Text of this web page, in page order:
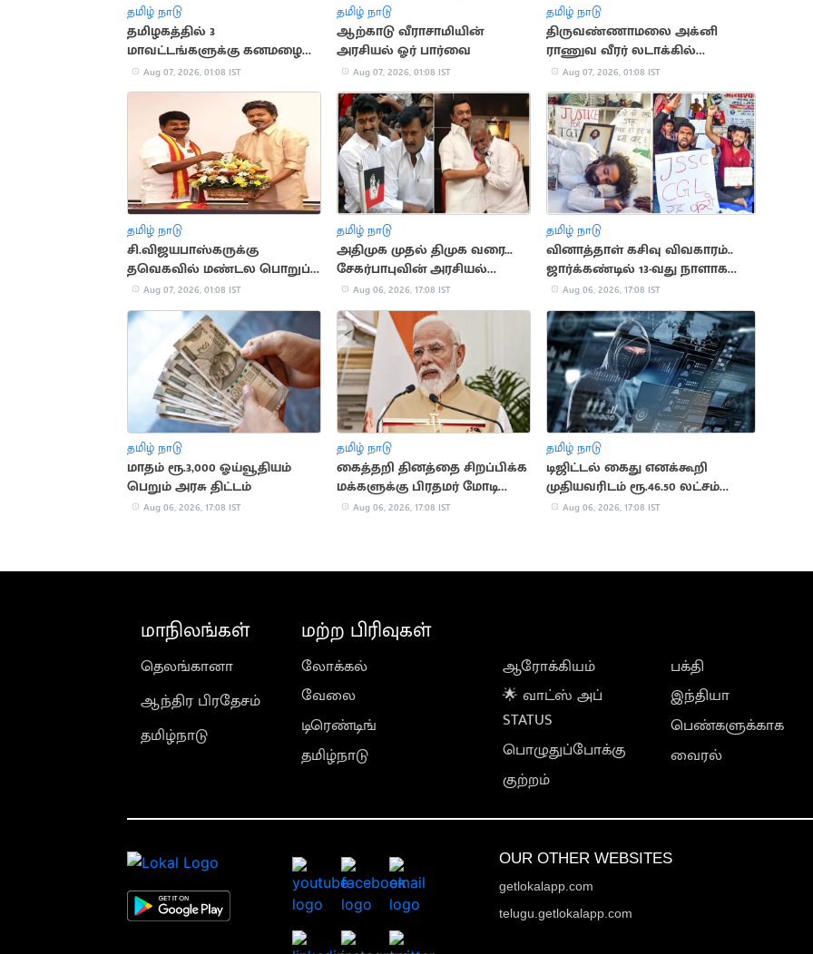
தமிழ் நாடு
தமிழகத்தில் 3
மாவட்டங்களுக்கு கனமழை
எச்சரிக்கை
Aug 07, 2026, 01:08 IST
தமிழ் நாடு
ஆற்காடு வீராசாமியின்
அரசியல் ஓர் பார்வை
Aug 07, 2026, 01:08 IST
தமிழ் நாடு
திருவண்ணாமலை அக்னி
ராணுவ வீரர் லடாக்கில்
உயிரிழப்பு
Aug 07, 2026, 01:08 IST
தமிழ் நாடு
சி.விஜயபாஸ்கருக்கு
தவெகவில் மண்டல பொறுப்பு
ரெடிAug 07, 2026, 01:08 IST
தமிழ் நாடு
அதிமுக முதல் திமுக வரை...
சேகர்பாபுவின் அரசியல்
பயணம்
Aug 06, 2026, 17:08 IST
தமிழ் நாடு
வினாத்தாள் கசிவு விவகாரம்..
ஜார்க்கண்டில் 13-வது நாளாக
மாணவர்கள் உண்ணாவிரதம்
Aug 06, 2026, 17:08 IST
தமிழ் நாடு
மாதம் ரூ.3,000 ஓய்வூதியம்
பெறும் அரசு திட்டம்
Aug 06, 2026, 17:08 IST
தமிழ் நாடு
கைத்தறி தினத்தை சிறப்பிக்க
மக்களுக்கு பிரதமர் மோடி
அழைப்பு
Aug 06, 2026, 17:08 IST
தமிழ் நாடு
டிஜிட்டல் கைது எனக்கூறி
முதியவரிடம் ரூ.46.50 லட்சம்
மோசடி
Aug 06, 2026, 17:08 IST
மாநிலங்கள்
தெலங்கானா
ஆந்திர பிரதேசம்
தமிழ்நாடு
மற்ற பிரிவுகள்
லோக்கல்
வேலை
டிரெண்டிங்
தமிழ்நாடு
ஆரோக்கியம்
🌟 வாட்ஸ் அப்
STATUS
பொழுதுப்போக்கு
குற்றம்
பக்தி
இந்தியா
பெண்களுக்காக
வைரல்
OUR OTHER WEBSITES
getlokalapp.com
telugu.getlokalapp.com